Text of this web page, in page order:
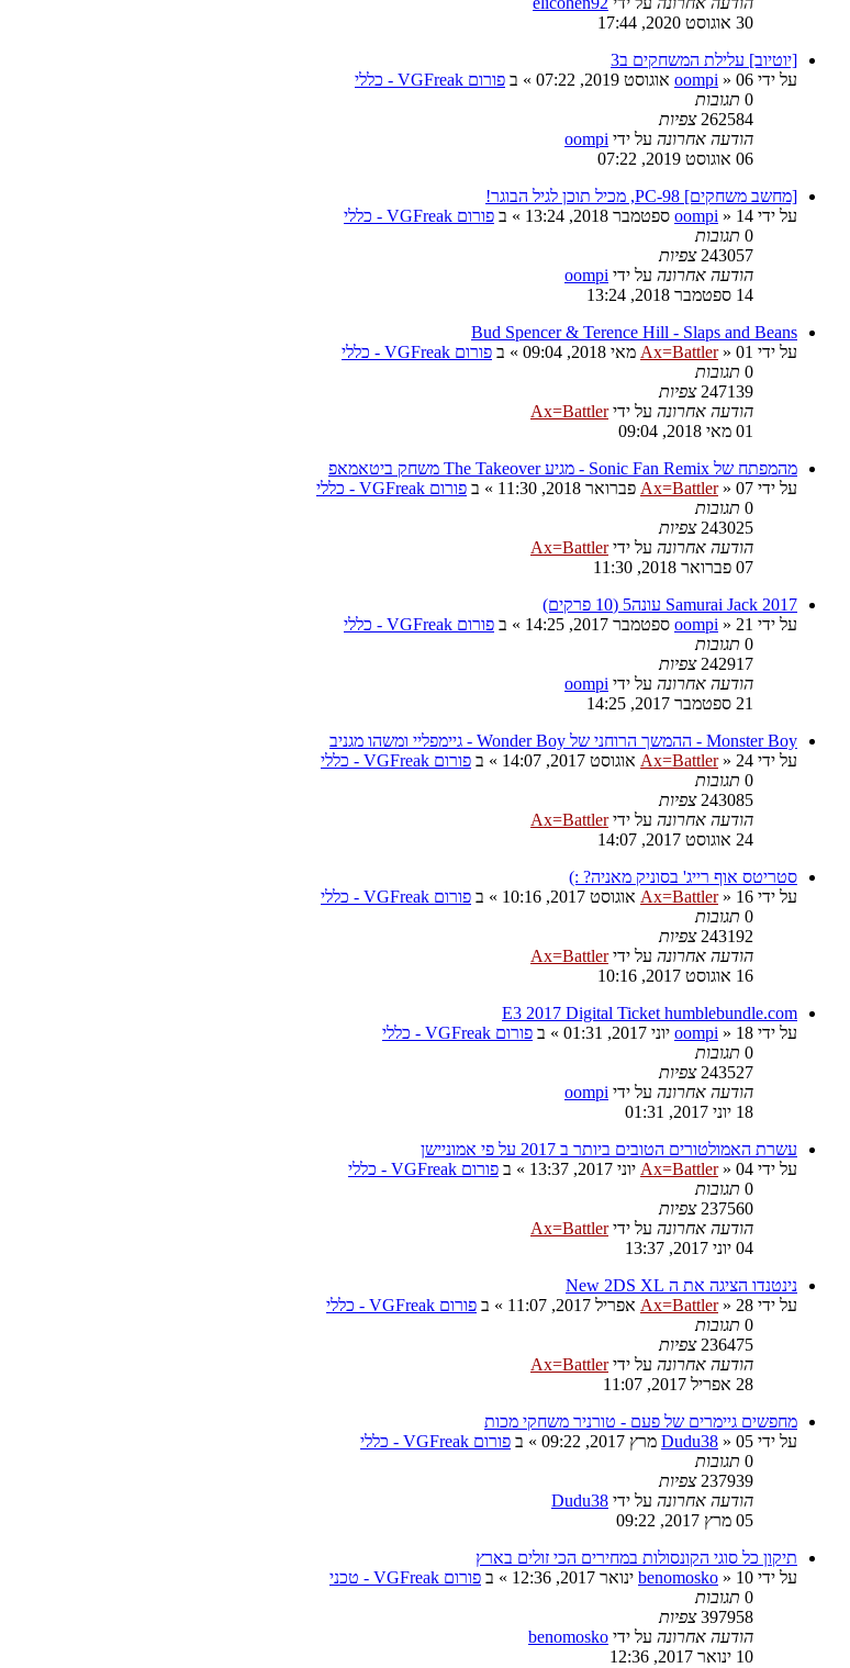
30 אוגוסט 2020, 17:44
[יוטיוב] עלילת המשחקים ב3
על ידי
oompi » 06 אוגוסט 2019, 07:22 » ב פורום VGFreak - כללי
0 תגובות
262584 צפיות
הודעה אחרונה על ידי oompi
06 אוגוסט 2019, 07:22
[מחשב משחקים] PC-98, מכיל תוכן לגיל הבוגר!
על ידי
oompi » 14 ספטמבר 2018, 13:24 » ב פורום VGFreak - כללי
0 תגובות
243057 צפיות
הודעה אחרונה על ידי oompi
14 ספטמבר 2018, 13:24
Bud Spencer & Terence Hill - Slaps and Beans
על ידי
Ax=Battler» 01 מאי 2018, 09:04 » ב פורום VGFreak - כללי
0 תגובות
247139 צפיות
הודעה אחרונה על ידיAx=Battler
01 מאי 2018, 09:04
מהמפתח של Sonic Fan Remix - מגיע The Takeover משחק ביטאמאפ
על ידי
Ax=Battler» 07 פברואר 2018, 11:30 » ב פורום VGFreak - כללי
0 תגובות
243025 צפיות
הודעה אחרונה על ידיAx=Battler
07 פברואר 2018, 11:30
Samurai Jack 2017 עונה5 (10 פרקים)
על ידי
oompi » 21 ספטמבר 2017, 14:25 » ב פורום VGFreak - כללי
0 תגובות
242917 צפיות
הודעה אחרונה על ידי oompi
21 ספטמבר 2017, 14:25
Monster Boy - ההמשך הרוחני של Wonder Boy - גיימפליי ומשהו מגניב
על ידי
Ax=Battler» 24 אוגוסט 2017, 14:07 » ב פורום VGFreak - כללי
0 תגובות
243085 צפיות
הודעה אחרונה על ידיAx=Battler
24 אוגוסט 2017, 14:07
סטריטס אוף רייג' בסוניק מאניה? :)
על ידי
Ax=Battler» 16 אוגוסט 2017, 10:16 » ב פורום VGFreak - כללי
0 תגובות
243192 צפיות
הודעה אחרונה על ידיAx=Battler
16 אוגוסט 2017, 10:16
E3 2017 Digital Ticket humblebundle.com
על ידי
oompi » 18 יוני 2017, 01:31 » ב פורום VGFreak - כללי
0 תגובות
243527 צפיות
הודעה אחרונה על ידי oompi
18 יוני 2017, 01:31
עשרת האמולטורים הטובים ביותר ב 2017 על פי אמוניישן
על ידי
Ax=Battler» 04 יוני 2017, 13:37 » ב פורום VGFreak - כללי
0 תגובות
237560 צפיות
הודעה אחרונה על ידיAx=Battler
04 יוני 2017, 13:37
נינטנדו הציגה את ה New 2DS XL
על ידי
Ax=Battler» 28 אפריל 2017, 11:07 » ב פורום VGFreak - כללי
0 תגובות
236475 צפיות
הודעה אחרונה על ידיAx=Battler
28 אפריל 2017, 11:07
מחפשים גיימרים של פעם - טורניר משחקי מכות
על ידי
Dudu38 » 05 מרץ 2017, 09:22 » ב פורום VGFreak - כללי
0 תגובות
237939 צפיות
הודעה אחרונה על ידי Dudu38
05 מרץ 2017, 09:22
תיקון כל סוגי הקונסולות במחירים הכי זולים בארץ
על ידי
benomosko » 10 ינואר 2017, 12:36 » ב פורום VGFreak - טכני
0 תגובות
397958 צפיות
הודעה אחרונה על ידי benomosko
10 ינואר 2017, 12:36